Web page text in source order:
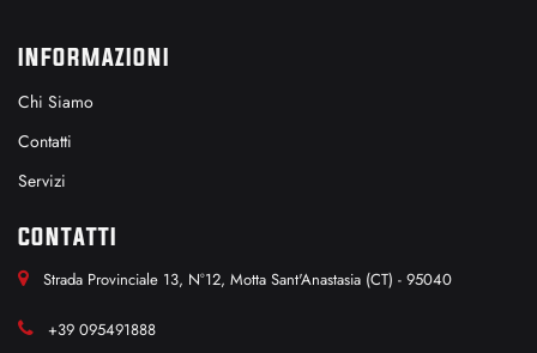
INFORMAZIONI
Chi Siamo
Contatti
Servizi
CONTATTI
Strada Provinciale 13, N°12, Motta Sant'Anastasia (CT) - 95040
+39 095491888